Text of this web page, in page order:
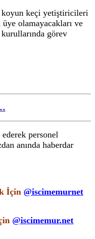
koyun keçi yetiştiricileri
olamayacakları ve
görev
ederek personel
anında haberdar
İçin @iscimemurnet
@iscimemur.net